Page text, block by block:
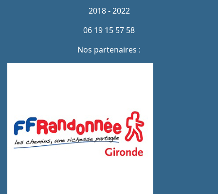
2018 - 2022
06 19 15 57 58
Nos partenaires :